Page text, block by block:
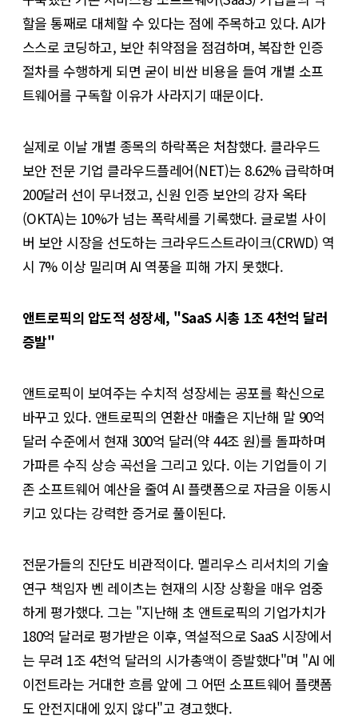
할을 통째로 대체할 수 있다는 점에 주목하고 있다. AI가
스스로 코딩하고, 보안 취약점을 점검하며, 복잡한 인증
절차를 수행하게 되면 굳이 비싼 비용을 들여 개별 소프
트웨어를 구독할 이유가 사라지기 때문이다.
실제로 이날 개별 종목의 하락폭은 처참했다. 클라우드
보안 전문 기업 클라우드플레어(NET)는 8.62% 급락하며
200달러 선이 무너졌고, 신원 인증 보안의 강자 옥타
(OKTA)는 10%가 넘는 폭락세를 기록했다. 글로벌 사이
버 보안 시장을 선도하는 크라우드스트라이크(CRWD) 역
시 7% 이상 밀리며 AI 역풍을 피해 가지 못했다.
앤트로픽의 압도적 성장세, "SaaS 시총 1조 4천억 달러
증발"
앤트로픽이 보여주는 수치적 성장세는 공포를 확신으로
바꾸고 있다. 앤트로픽의 연환산 매출은 지난해 말 90억
달러 수준에서 현재 300억 달러(약 44조 원)를 돌파하며
가파른 수직 상승 곡선을 그리고 있다. 이는 기업들이 기
존 소프트웨어 예산을 줄여 AI 플랫폼으로 자금을 이동시
키고 있다는 강력한 증거로 풀이된다.
전문가들의 진단도 비관적이다. 멜리우스 리서치의 기술
연구 책임자 벤 레이츠는 현재의 시장 상황을 매우 엄중
하게 평가했다. 그는 "지난해 초 앤트로픽의 기업가치가
180억 달러로 평가받은 이후, 역설적으로 SaaS 시장에서
는 무려 1조 4천억 달러의 시가총액이 증발했다"며 "AI 에
이전트라는 거대한 흐름 앞에 그 어떤 소프트웨어 플랫폼
도 안전지대에 있지 않다"고 경고했다.